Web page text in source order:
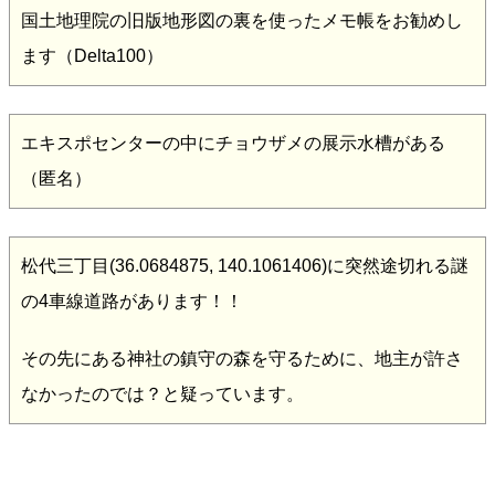
国土地理院の旧版地形図の裏を使ったメモ帳をお勧めし
ます（Delta100）
エキスポセンターの中にチョウザメの展示水槽がある
（匿名）
松代三丁目(36.0684875, 140.1061406)に突然途切れる謎
の4車線道路があります！！
その先にある神社の鎮守の森を守るために、地主が許さ
なかったのでは？と疑っています。